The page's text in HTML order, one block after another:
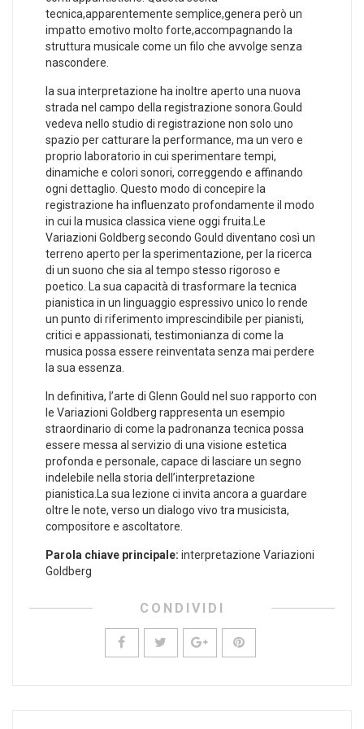
tecnica,apparentemente semplice,genera‍ però ‍un
impatto emotivo molto forte,accompagnando la
struttura musicale come ‍un filo che avvolge senza
nascondere.
la ‌sua interpretazione ha inoltre aperto una nuova
strada nel campo della registrazione sonora.Gould
vedeva nello‍ studio di registrazione non solo uno
spazio per catturare la performance, ma un vero e
proprio laboratorio in cui​ sperimentare tempi,
dinamiche e ⁣colori sonori, correggendo e affinando
ogni dettaglio. Questo modo di concepire la
registrazione ha influenzato profondamente il modo
⁤in cui la musica classica viene oggi fruita.Le
Variazioni⁢ Goldberg secondo Gould diventano così un
terreno‍ aperto per la sperimentazione, per la⁤ ricerca
di un suono che sia ⁣al tempo ⁢stesso rigoroso ‌e
poetico. La sua⁢ capacità di trasformare ‌la tecnica
pianistica in un linguaggio espressivo unico ⁣lo rende
un⁤ punto di riferimento imprescindibile per⁣ pianisti,
critici e appassionati, testimonianza di come la
musica ​possa ⁢essere⁤ reinventata senza mai perdere
la sua essenza.
In definitiva, l’arte di Glenn Gould nel suo rapporto con
le ⁢Variazioni Goldberg rappresenta un esempio
straordinario di come la padronanza tecnica possa
essere messa al ‍servizio di una visione estetica
profonda e personale, capace di lasciare ​un segno
indelebile nella ⁣storia dell’interpretazione
pianistica.La‍ sua lezione ci invita⁣ ancora a guardare
oltre le note, verso un dialogo vivo tra musicista,
compositore e ascoltatore.
Parola⁤ chiave principale: interpretazione Variazioni
Goldberg
CONDIVIDI